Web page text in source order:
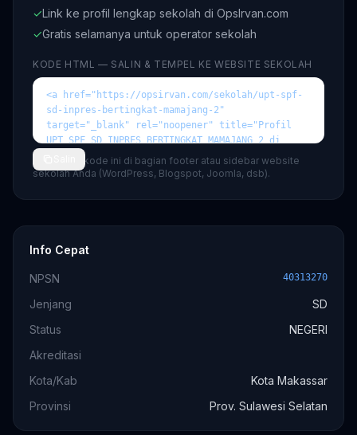
✓Link ke profil lengkap sekolah di OpsIrvan.com
✓Gratis selamanya untuk operator sekolah
KODE HTML — SALIN & TEMPEL KE WEBSITE SEKOLAH
💡 Tempel kode ini di bagian footer atau sidebar website
sekolah Anda (WordPress, Blogspot, Joomla, dsb).
Info Cepat
NPSN 40313270
Jenjang
SD
Status
NEGERI
Akreditasi
Kota/Kab
Kota Makassar
Provinsi
Prov. Sulawesi Selatan